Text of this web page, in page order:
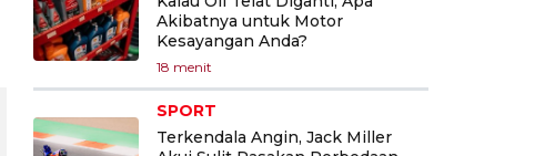
Akibatnya untuk Motor
Kesayangan Anda?
18 menit
SPORT
Terkendala Angin, Jack Miller